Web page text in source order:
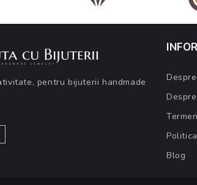
pentru bijuterii handmade
Blog